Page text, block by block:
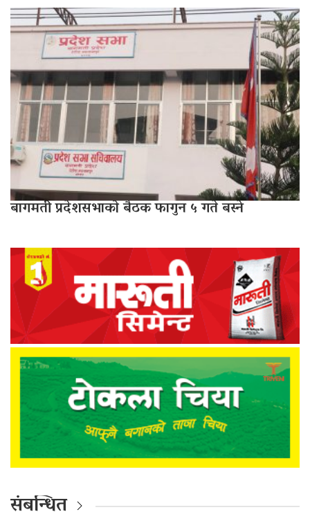
बागमती प्रदेशसभाको बैठक फागुन ५ गते बस्ने
संबन्धित